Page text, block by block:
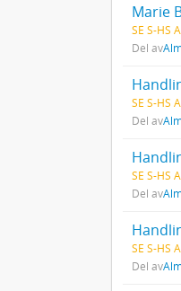
Marie
SE S-HS
Del av
SE S-HS
Del av
SE S-HS
Del av
SE S-HS
Del av